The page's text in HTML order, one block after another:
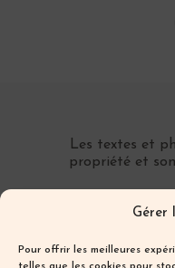
Gérer
Pour offrir les meilleures
Les textes et
propriété et
Toute